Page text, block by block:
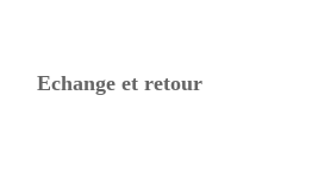
Echange et retour